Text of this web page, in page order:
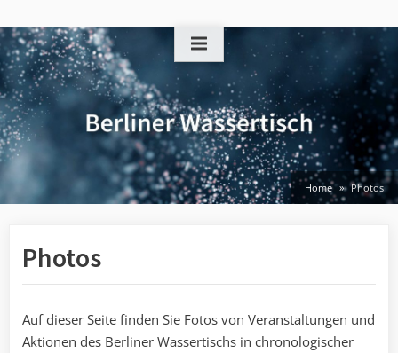
to
content
Home Photos
Photos
Auf dieser Seite finden Sie Fotos von Veranstaltungen und
Aktionen des Berliner Wassertischs in chronologischer